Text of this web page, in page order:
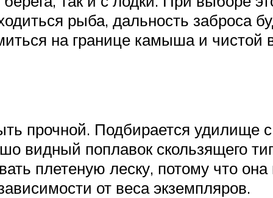
рыба, дальность заброса
на границе камыша и чистой
прочной. Подбирается удилище
видный поплавок скользящего
плетеную леску, потому что она
от веса экземпляров.